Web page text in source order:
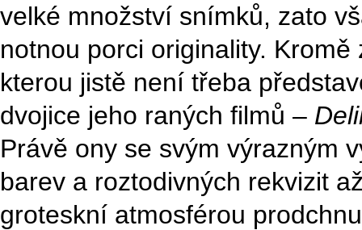
velké množství snímků, zato
notnou porci originality.
kterou jistě není třeba
dvojice jeho raných filmů –
Právě ony se svým výrazným
barev a roztodivných rekvizit
groteskní atmosférou